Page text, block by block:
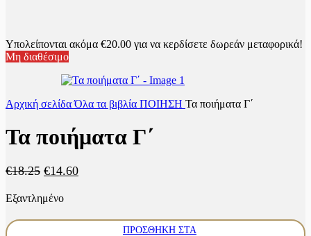
Υπολείπονται ακόμα €20.00 για να κερδίσετε δωρεάν μεταφορικά!
Μη διαθέσιμο
Αρχική σελίδαΌλα τα βιβλία ΠΟΙΗΣΗ Τα ποιήματα Γ΄
Τα ποιήματα Γ΄
€18.25 Original
was:
€14.60Η
Εξαντλημένο
ΠΡΟΣΘΉΚΗ ΣΤΑ